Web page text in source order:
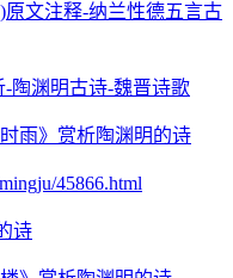
原文注释-纳兰性德五言古
-陶渊明古诗-魏晋诗歌
雨》赏析陶渊明的诗
45866.html
诗